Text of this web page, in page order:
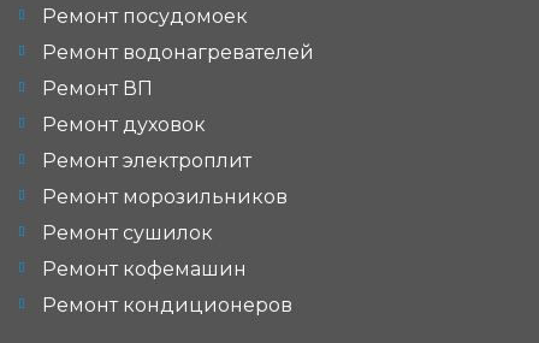
Ремонт посудомоек
Ремонт водонагревателей
Ремонт ВП
Ремонт духовок
Ремонт электроплит
Ремонт морозильников
Ремонт сушилок
Ремонт кофемашин
Ремонт кондиционеров